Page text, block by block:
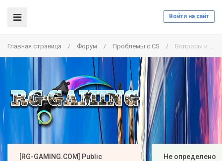
Войти на сайт
Главная страница / Форум / Проблемы c CS / Вопросы и решение проблем с CS 1.6.
️ [RG-GAMING.COM] Public ️ Не определено